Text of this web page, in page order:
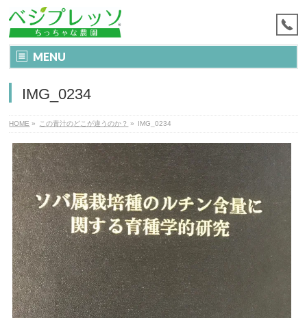
MENU
IMG_0234
HOME » この青汁のどこが違うのか？ » IMG_0234